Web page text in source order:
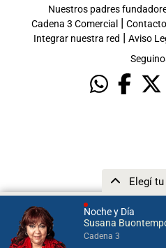
Noche y Día
Susana
Cadena 3
Elegí
Nuestros padres
Cadena 3 Comercial | Contacto
Integrar nuestra red | Aviso